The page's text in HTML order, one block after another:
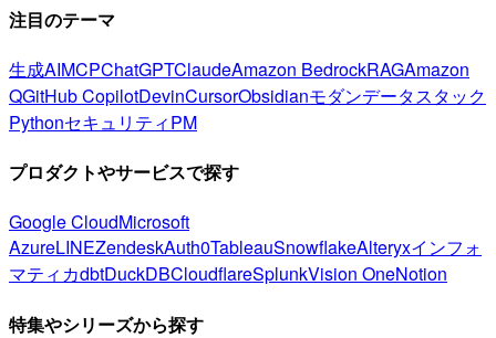
注目のテーマ
生成AIMCPChatGPTClaudeAmazon BedrockRAGAmazon
QGitHub CopilotDevinCursorObsidianモダンデータスタック
PythonセキュリティPM
プロダクトやサービスで探す
Google CloudMicrosoft
AzureLINEZendeskAuth0TableauSnowflakeAlteryxインフォ
マティカdbtDuckDBCloudflareSplunkVision OneNotion
特集やシリーズから探す